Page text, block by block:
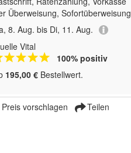
Überweisung, Sofortüberweisung
8. Aug. bis Di, 11. Aug.
Vital
100% positiv
195,00 € Bestellwert.
Preis vorschlagen Teilen